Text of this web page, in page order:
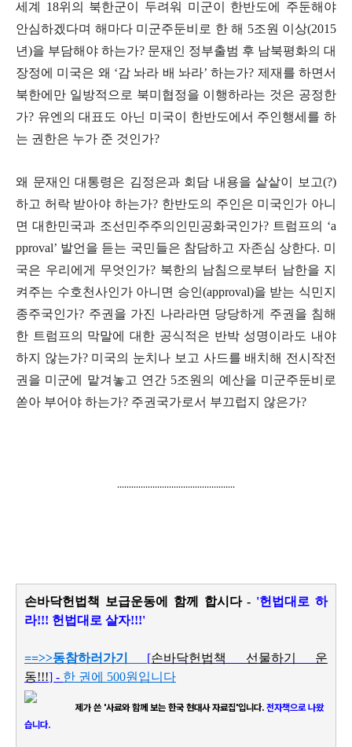
세계 18위의 북한군이 두려워 미군이 한반도에 주둔해야
안심하겠다며 해마다 미군주둔비로 한 해 5조원 이상(2015
년)을 부담해야 하는가? 문재인 정부출범 후 남북평화의 대
장정에 미국은 왜 ‘감 놔라 배 놔라’하는가? 제재를 하면서
북한에만 일방적으로 북미협정을 이행하라는 것은 공정한
가? 유엔의 대표도 아닌 미국이 한반도에서 주인행세를 하
는 권한은 누가 준 것인가?
왜 문재인 대통령은 김정은과 회담 내용을 샅샅이 보고(?)
하고 허락 받아야 하는가? 한반도의 주인은 미국인가 아니
면 대한민국과 조선민주주의인민공화국인가? 트럼프의 ‘a
pproval’ 발언을 듣는 국민들은 참담하고 자존심 상한다. 미
국은 우리에게 무엇인가? 북한의 남침으로부터 남한을 지
켜주는 수호천사인가 아니면 승인(approval)을 받는 식민지
종주국인가? 주권을 가진 나라라면 당당하게 주권을 침해
한 트럼프의 막말에 대한 공식적은 반박 성명이라도 내야
하지 않는가? 미국의 눈치나 보고 사드를 배치해 전시작전
권을 미군에 맡겨놓고 연간 5조원의 예산을 미군주둔비로
쏟아 부어야 하는가? 주권국가로서 부끄럽지 않은가?
..................................................
손바닥헌법책 보급운동에 함께 합시다 - '헌법대로 하
라!!! 헌법대로 살자!!!'
==>>동참하러가기 [손바닥헌법책 선물하기 운
동!!!] - 한 권에 500원입니다
제가 쓴 '사료와 함께 보는 한국 현대사 자료집'입니다. 전자책으로 나왔
습니다.